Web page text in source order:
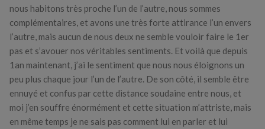
nous habitons très proche l’un de l’autre, nous sommes
complémentaires, et avons une très forte attirance l’un envers
l’autre, mais aucun de nous deux ne semble vouloir faire le 1er
pas et s’avouer nos véritables sentiments. Et voilà que depuis
1an maintenant, j’ai le sentiment que nous nous éloignons un
peu plus chaque jour l’un de l’autre. De son côté, il semble être
ennuyé et confus par cette distance soudaine entre nous, et
moi j’en souffre énormément et cette situation m’attriste, mais
en même temps je ne sais pas comment lui en parler et lui